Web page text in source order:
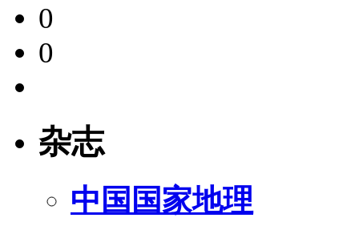
0
0
杂志
中国国家地理